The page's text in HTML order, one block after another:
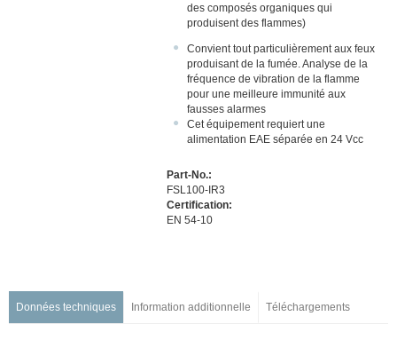
des composés organiques qui
produisent des flammes)
Convient tout particulièrement aux feux
produisant de la fumée. Analyse de la
fréquence de vibration de la flamme
pour une meilleure immunité aux
fausses alarmes
Cet équipement requiert une
alimentation EAE séparée en 24 Vcc
Part-No.:
FSL100-IR3
Certification:
EN 54-10
Données techniques Information additionnelle Téléchargements